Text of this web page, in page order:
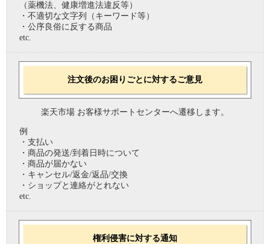
（薬機法、健康増進法違反等）
・不適切な文字列（キーワード等）
・公序良俗に反する商品
etc.
注文後のお困りごとに対するご意見
楽天市場 お客様サポートセンターへ遷移します。
例
・支払い
・商品の発送/到着日時について
・商品が届かない
・キャンセル/返金/返品/交換
・ショップと連絡がとれない
etc.
権利侵害に対する通知